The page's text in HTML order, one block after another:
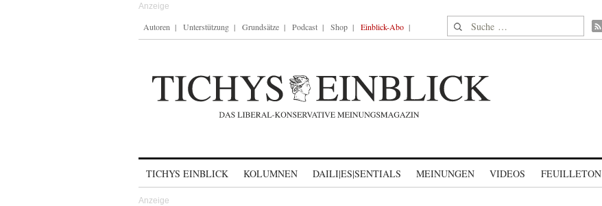
Autoren Unterstützung Grundsätze Podcast Shop Einblick-Abo Suche nach:
TICHYS EINBLICK KOLUMNEN DAILI|ES|SENTIALS MEINUNGEN VIDEOS FEUILLETON